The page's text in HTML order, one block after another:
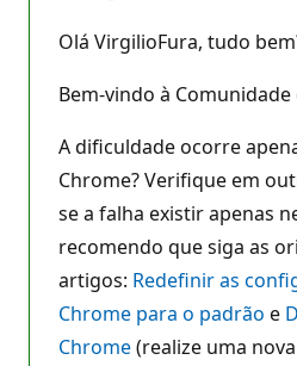
Olá VirgilioFura, tudo
Bem-vindo à
A dificuldade ocorre
Chrome? Verifique em
se a falha existir apenas
recomendo que siga as
artigos: Redefinir as
Chrome para o padrão e
Chrome(realize uma